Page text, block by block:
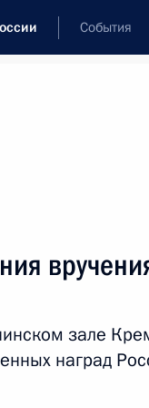
События
зале
наград